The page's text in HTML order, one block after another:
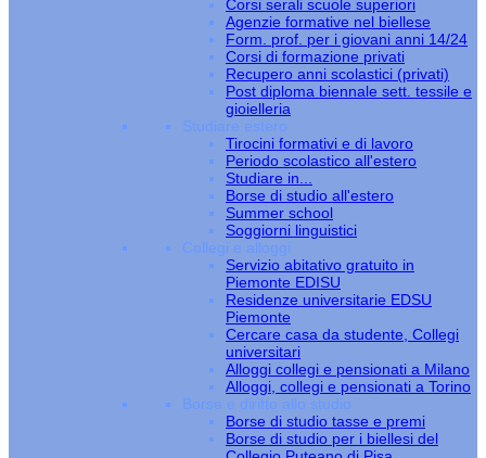
Corsi serali scuole superiori
Agenzie formative nel biellese
Form. prof. per i giovani anni 14/24
Corsi di formazione privati
Recupero anni scolastici (privati)
Post diploma biennale sett. tessile e
gioielleria
Studiare estero
Tirocini formativi e di lavoro
Periodo scolastico all'estero
Studiare in...
Borse di studio all'estero
Summer school
Soggiorni linguistici
Collegi e alloggi
Servizio abitativo gratuito in
Piemonte EDISU
Residenze universitarie EDSU
Piemonte
Cercare casa da studente, Collegi
universitari
Alloggi collegi e pensionati a Milano
Alloggi, collegi e pensionati a Torino
Borse e diritto allo studio
Borse di studio tasse e premi
Borse di studio per i biellesi del